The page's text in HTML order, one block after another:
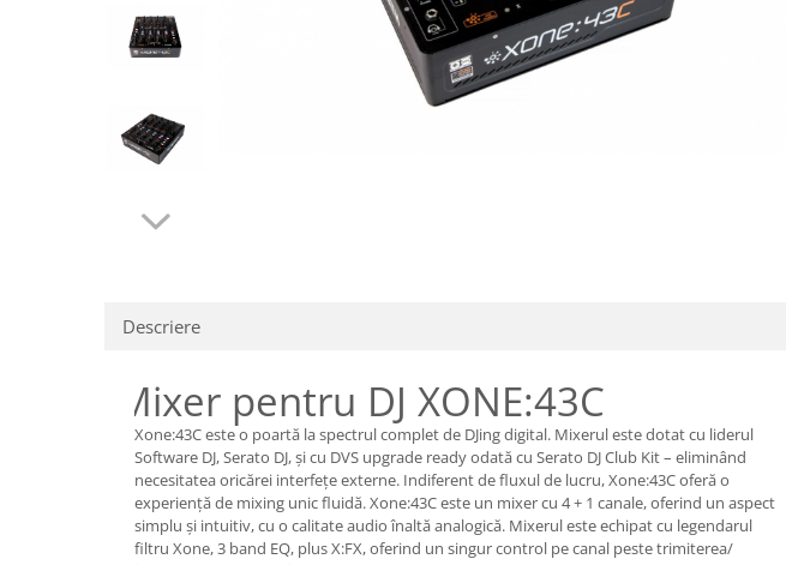
Accesorii Generale
Accesorii pentru boxe
Monitoare de scena
Cabluri si conectori
Adaptoare Audio
Cabluri Audio cu Conectori
Cabluri la metru
Conectori Audio
Stage Box Multicore
Proiectoare Lumini
Descriere
Mixer pentru DJ XONE:43C
Xone:43C este o poartă la spectrul complet de DJing digital. Mixerul este dotat cu liderul
Software DJ, Serato DJ, și cu DVS upgrade ready odată cu Serato DJ Club Kit – eliminând
necesitatea oricărei interfețe externe. Indiferent de fluxul de lucru, Xone:43C oferă o
experiență de mixing unic fluidă. Xone:43C este un mixer cu 4 + 1 canale, oferind un aspect
simplu și intuitiv, cu o calitate audio înaltă analogică. Mixerul este echipat cu legendarul
filtru Xone, 3 band EQ, plus X:FX, oferind un singur control pe canal peste trimiterea/